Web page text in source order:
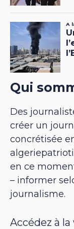
Qui
Des
créer un
concrétisée
en ce
– informer
journalisme.
Accédez à